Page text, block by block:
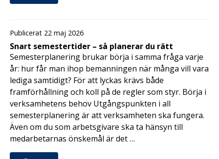
Publicerat 22 maj 2026
Snart semestertider – så planerar du rätt
Semesterplanering brukar börja i samma fråga varje
år: hur får man ihop bemanningen när många vill vara
lediga samtidigt? För att lyckas krävs både
framförhållning och koll på de regler som styr. Börja i
verksamhetens behov Utgångspunkten i all
semesterplanering är att verksamheten ska fungera.
Även om du som arbetsgivare ska ta hänsyn till
medarbetarnas önskemål är det …